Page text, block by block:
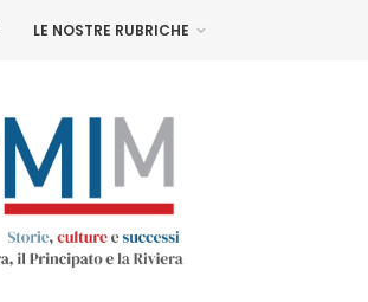
LE NOSTRE RUBRICHE